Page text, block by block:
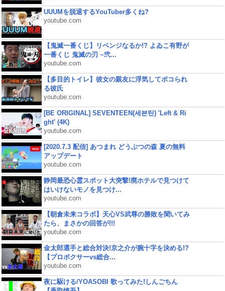
UUUMを脱退するYouTuber多くね?
youtube.com
【鬼滅一番くじ】リベンジなるか!? よゐこ有野が
一番くじ 鬼滅の刃 ~弐...
youtube.com
【多目的トイレ】彼女の親友に浮気してボコられ
る彼氏
youtube.com
[BE ORIGINAL] SEVENTEEN(세븐틴) 'Left & Ri
ght' (4K)
youtube.com
[2020.7.3 配信] あつまれ どうぶつの森 夏の無料
アップデート
youtube.com
静岡最恐心霊スポット大突撃!廃ホテルで見つけて
はいけないモノを見つけ...
youtube.com
【朝倉未来コラボ】天心VS武尊の勝敗を聞いてみ
たら、まさかの回答が!!!
youtube.com
金太郎選手と総合対決!京之介が腕十字を決める!?
【プロボクサーvs総合...
youtube.com
夜に駆ける/YOASOBI 歌ってみた!しんごちん